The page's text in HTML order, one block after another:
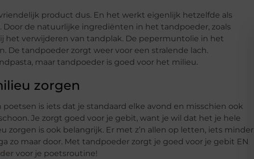
product dus. En het werkt eigenlijk hetzelfde als
de natuurlijke ingrediënten in het tandpoeder, zoals
het verwijderen van tandplak. De pepermuntolie in het
De tandpoeder zorgt weer voor een stralende lach.
maar tandpoeder is goed voor het milieu.
zorgen
is iets dat je standaard elke avond en misschien ook
Je zorgt goed voor je gebit, want je wil dat het je hele
zorgen is ook belangrijk. Er met z’n allen op letten, iets minder
zo maar door. Met tandpoeder zorgt je goed voor je gebit EN
voor je poetsroutine!